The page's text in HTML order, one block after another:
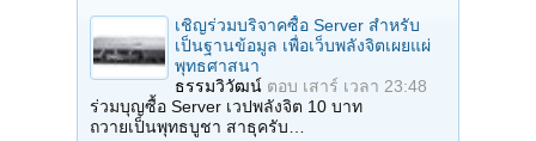
เชิญร่วมบริจาคซื้อ Server สำหรับ
เป็นฐานข้อมูล เพื่อเว็บพลังจิตเผยแผ่
พุทธศาสนา
ธรรมวิวัฒน์ ตอบ เสาร์ เวลา 23:48
ร่วมบุญซื้อ Server เวปพลังจิต 10 บาท
ถวายเป็นพุทธบูชา สาธุครับ…